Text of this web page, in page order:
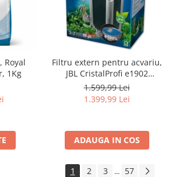
Royal
1Kg
Filtru extern pentru acvariu,
JBL CristalProfi e1902
greenline, 200 - 800 L
1.599,99 Lei
1.399,99 Lei
ADAUGA IN COS
1 2 3 ... 57